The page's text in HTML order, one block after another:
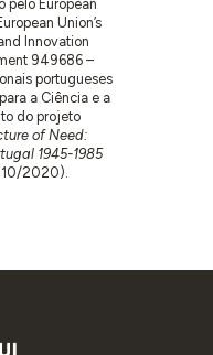
pelo European
Union’s
Innovation
949686 –
portugueses
a Ciência e a
do projeto
of Need:
1945-1985
2020).